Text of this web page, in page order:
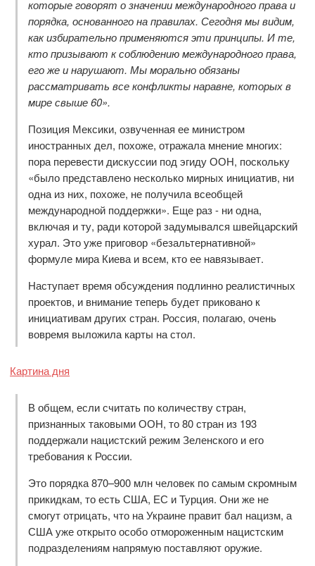
которые говорят о значении международного права и
порядка, основанного на правилах. Сегодня мы видим,
как избирательно применяются эти принципы. И те,
кто призывают к соблюдению международного права,
его же и нарушают. Мы морально обязаны
рассматривать все конфликты наравне, которых в
мире свыше 60».
Позиция Мексики, озвученная ее министром
иностранных дел, похоже, отражала мнение многих:
пора перевести дискуссии под эгиду ООН, поскольку
«было представлено несколько мирных инициатив, ни
одна из них, похоже, не получила всеобщей
международной поддержки». Еще раз - ни одна,
включая и ту, ради которой задумывался швейцарский
хурал. Это уже приговор «безальтернативной»
формуле мира Киева и всем, кто ее навязывает.
Наступает время обсуждения подлинно реалистичных
проектов, и внимание теперь будет приковано к
инициативам других стран. Россия, полагаю, очень
вовремя выложила карты на стол.
Картина дня
В общем, если считать по количеству стран,
признанных таковыми ООН, то 80 стран из 193
поддержали нацистский режим Зеленского и его
требования к России.
Это порядка 870–900 млн человек по самым скромным
прикидкам, то есть США, ЕС и Турция. Они же не
смогут отрицать, что на Украине правит бал нацизм, а
США уже открыто особо отмороженным нацистским
подразделениям напрямую поставляют оружие.